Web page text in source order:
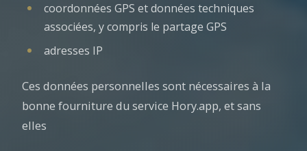
coordonnées GPS et données techniques
associées, y compris le partage GPS
adresses IP
Ces données personnelles sont nécessaires à la
bonne fourniture du service Hory.app, et sans
elles